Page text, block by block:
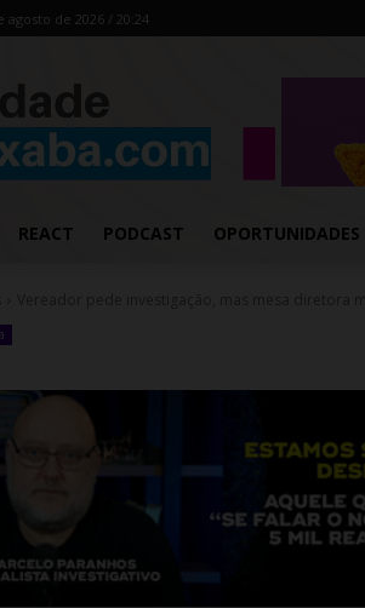
de 2026 / 20:24
REACT PODCAST OPORTUNIDADES